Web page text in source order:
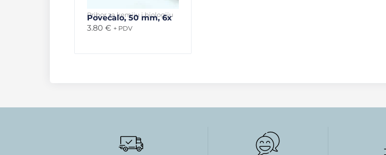
Pribor za kemiju i biologiju
Povećalo, 50 mm, 6x
3.80 € + PDV